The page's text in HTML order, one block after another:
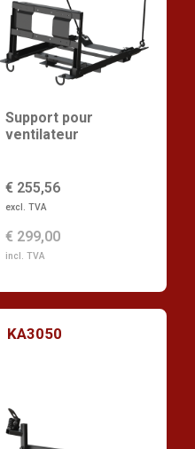
Support pour
ventilateur
€ 255,56
excl. TVA
€ 299,00
incl. TVA
KA3050